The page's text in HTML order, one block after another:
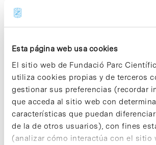
Esta página web usa cookies
El sitio web de Fundació Parc
utiliza cookies propias y de terceros
gestionar sus preferencias (recordar
que acceda al sitio web con
características que puedan
de la de otros usuarios), con fines
(analizar cómo interactúa con el sitio
Ramon Fontarnau i Griera, que ha
nombre del nuevo mineral, inició
científica en 1967 como técnico del
responsable del primer microscopio
español. Como jefe de Sección de
Cientificotécnicos de la UB
Fontarnau fue responsable de
equipamientos que se han
caracterizar el nuevo mineral
X, microscopia electrónica y
electrónica).